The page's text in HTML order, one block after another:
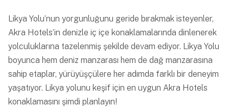
Likya Yolu’nun yorgunluğunu geride bırakmak isteyenler,
Akra Hotels’in denizle iç içe konaklamalarında dinlenerek
yolculuklarına tazelenmiş şekilde devam ediyor. Likya Yolu
boyunca hem deniz manzarası hem de dağ manzarasına
sahip etaplar, yürüyüşçülere her adımda farklı bir deneyim
yaşatıyor. Likya yolunu keşif için en uygun Akra Hotels
konaklamasını şimdi planlayın!